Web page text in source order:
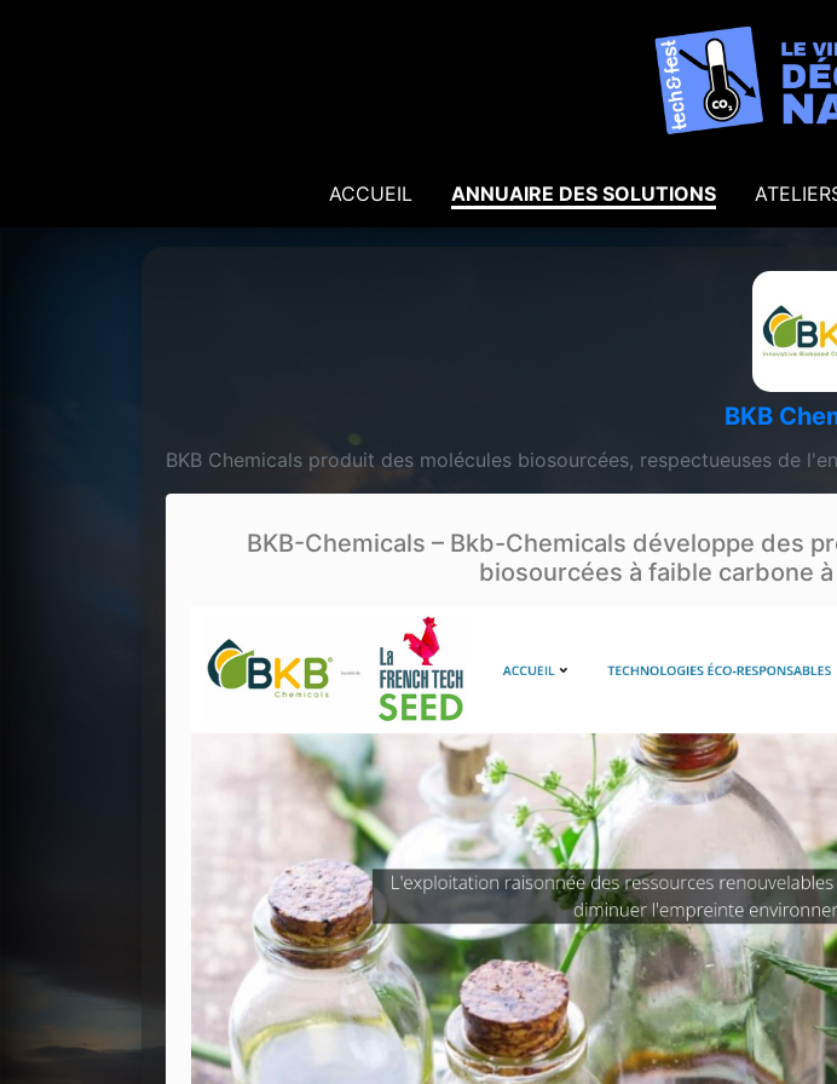
ACCUEIL ANNUAIRE DES SOLUTIONS
BKB
BKB Chemicals produit des molécules biosourcées, respectueuses de
BKB-Chemicals – Bkb-Chemicals développe des
biosourcées à faible carbone